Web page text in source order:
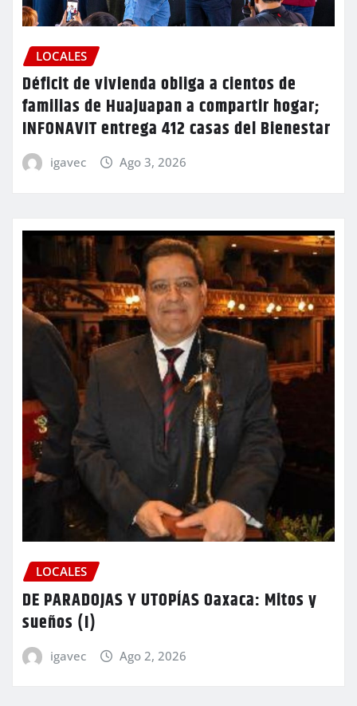
LOCALES
Déficit de vivienda obliga a cientos de
familias de Huajuapan a compartir hogar;
INFONAVIT entrega 412 casas del Bienestar
igavec Ago 3, 2026
LOCALES
DE PARADOJAS Y UTOPÍAS Oaxaca: Mitos y
sueños (I)
igavec Ago 2, 2026